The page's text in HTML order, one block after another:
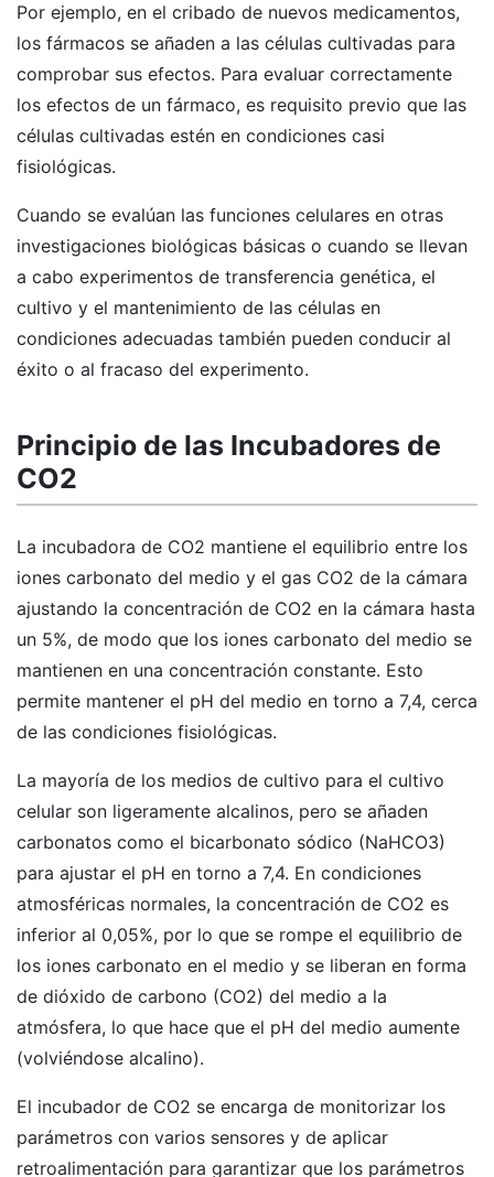
Por ejemplo, en el cribado de nuevos medicamentos,
los fármacos se añaden a las células cultivadas para
comprobar sus efectos. Para evaluar correctamente
los efectos de un fármaco, es requisito previo que las
células cultivadas estén en condiciones casi
fisiológicas.
Cuando se evalúan las funciones celulares en otras
investigaciones biológicas básicas o cuando se llevan
a cabo experimentos de transferencia genética, el
cultivo y el mantenimiento de las células en
condiciones adecuadas también pueden conducir al
éxito o al fracaso del experimento.
Principio de las Incubadores de
CO2
La incubadora de CO2 mantiene el equilibrio entre los
iones carbonato del medio y el gas CO2 de la cámara
ajustando la concentración de CO2 en la cámara hasta
un 5%, de modo que los iones carbonato del medio se
mantienen en una concentración constante. Esto
permite mantener el pH del medio en torno a 7,4, cerca
de las condiciones fisiológicas.
La mayoría de los medios de cultivo para el cultivo
celular son ligeramente alcalinos, pero se añaden
carbonatos como el bicarbonato sódico (NaHCO3)
para ajustar el pH en torno a 7,4. En condiciones
atmosféricas normales, la concentración de CO2 es
inferior al 0,05%, por lo que se rompe el equilibrio de
los iones carbonato en el medio y se liberan en forma
de dióxido de carbono (CO2) del medio a la
atmósfera, lo que hace que el pH del medio aumente
(volviéndose alcalino).
El incubador de CO2 se encarga de monitorizar los
parámetros con varios sensores y de aplicar
retroalimentación para garantizar que los parámetros